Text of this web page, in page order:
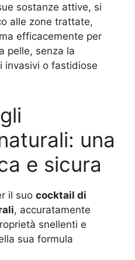
sostanze attive, si
alle zone trattate,
efficacemente per
pelle, senza la
invasivi o fastidiose
una
e sicura
il suo cocktail di
, accuratamente
snellenti e
sua formula